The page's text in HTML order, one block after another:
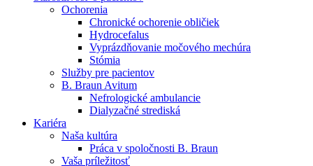
Ochorenia
Chronické ochorenie obličiek
Hydrocefalus
Vyprázdňovanie močového mechúra
Stómia
Služby pre pacientov
B. Braun Avitum
Nefrologické ambulancie
Dialyzačné strediská
Kariéra
Naša kultúra
Práca v spoločnosti B. Braun
Vaša príležitosť